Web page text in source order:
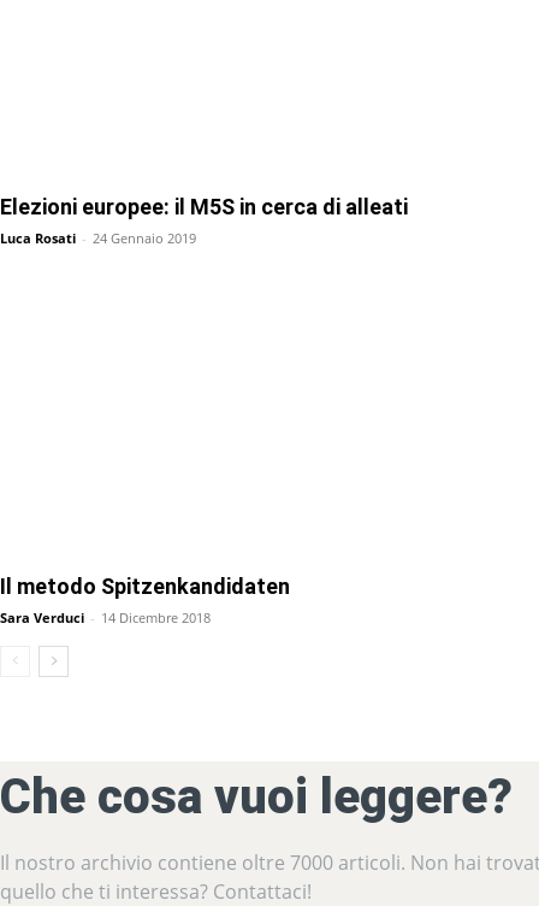
Elezioni europee: il M5S in cerca di alleati
Luca Rosati - 24 Gennaio 2019
Il metodo Spitzenkandidaten
Sara Verduci - 14 Dicembre 2018
Che cosa vuoi leggere?
Il nostro archivio contiene oltre 7000 articoli. Non hai
quello che ti interessa? Contattaci!